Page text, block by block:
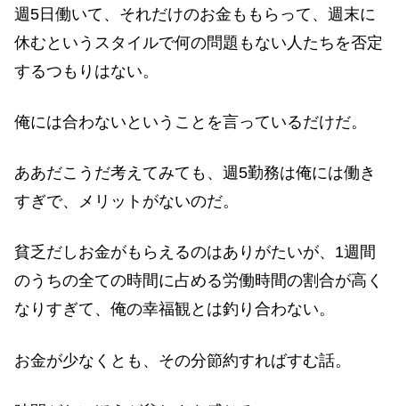
週5日働いて、それだけのお金ももらって、週末に
休むというスタイルで何の問題もない人たちを否定
するつもりはない。
俺には合わないということを言っているだけだ。
ああだこうだ考えてみても、週5勤務は俺には働き
すぎで、メリットがないのだ。
貧乏だしお金がもらえるのはありがたいが、1週間
のうちの全ての時間に占める労働時間の割合が高く
なりすぎて、俺の幸福観とは釣り合わない。
お金が少なくとも、その分節約すればすむ話。